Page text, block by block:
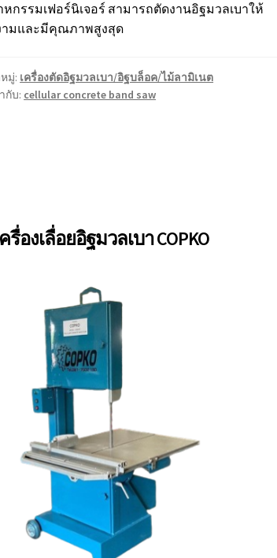
หกรรมเฟอร์นิเจอร์ สามารถตัดงานอิฐมวลเบาให้
ามและมีคุณภาพสูงสุด
มู่: เครื่องตัดอิฐมวลเบา/อิฐบล็อค/ไม้ลามิเนต
กับ: cellular concrete band saw
รื่องเลื่อยอิฐมวลเบาCOPKO